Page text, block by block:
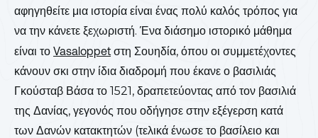
αφηγηθείτε μια ιστορία είναι ένας πολύ καλός τρόπος για
να την κάνετε ξεχωριστή. Ένα διάσημο ιστορικό μάθημα
είναι το Vasaloppet στη Σουηδία, όπου οι συμμετέχοντες
κάνουν σκι στην ίδια διαδρομή που έκανε ο βασιλιάς
Γκούσταβ Βάσα το 1521, δραπετεύοντας από τον βασιλιά
της Δανίας, γεγονός που οδήγησε στην εξέγερση κατά
των Δανών κατακτητών (τελικά ένωσε το βασίλειο και